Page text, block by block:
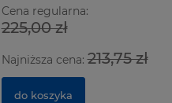
Cena regularna:
225,00 zł
Najniższa cena:213,75 zł
do koszyka